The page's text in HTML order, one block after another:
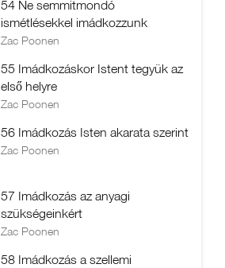
54 Ne semmitmondó
ismétlésekkel imádkozzunk
Zac Poonen
55 Imádkozáskor Istent tegyük az
első helyre
Zac Poonen
56 Imádkozás Isten akarata szerint
Zac Poonen
57 Imádkozás az anyagi
szükségeinkért
Zac Poonen
58 Imádkozás a szellemi